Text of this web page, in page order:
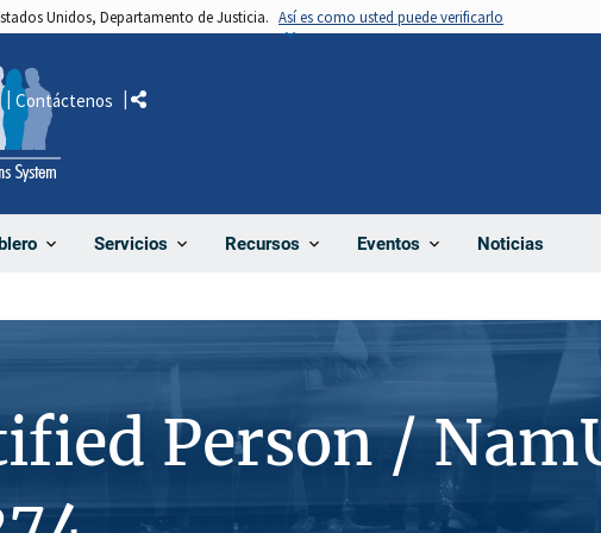
Unidos, Departamento de Justicia. Así es como usted puede verificarlo
Servicios Recursos Eventos Noticias
Contáctenos Comparte
Person /